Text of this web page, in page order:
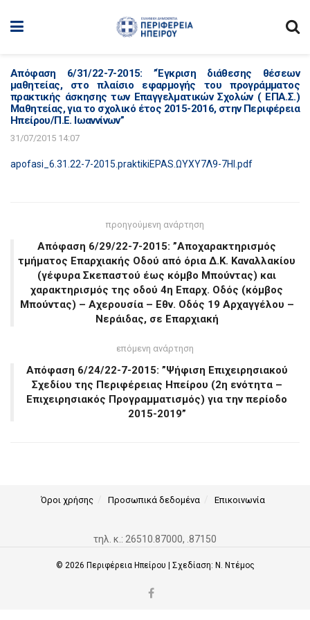
Απόφαση 6/31/22-7-2015: ”Έγκριση διάθεσης θέσεων
μαθητείας, στο πλαίσιο εφαρμογής του προγράμματος
πρακτικής άσκησης των Επαγγελματικών Σχολών ( ΕΠΑ.Σ.)
Μαθητείας, για το σχολικό έτος 2015-2016, στην Περιφέρεια
Ηπείρου/Π.Ε. Ιωαννίνων”
31/07/2015 14:07
apofasi_6.31.22-7-2015.praktikiEPAS.ΩΥΧΥ7Λ9-7ΗΙ.pdf
προηγούμενη ανάρτηση
Απόφαση 6/29/22-7-2015: ”Αποχαρακτηρισμός
τμήματος Επαρχιακής Οδού από όρια Δ.Κ. Καναλλακίου
(γέφυρα Σκεπαστού έως κόμβο Μπούντας) και
χαρακτηρισμός της οδού 4η Επαρχ. Οδός (κόμβος
Μπούντας) – Αχερουσία – Εθν. Οδός 19 Αρχαγγέλου –
Νεράιδας, σε Επαρχιακή
επόμενη ανάρτηση
Απόφαση 6/24/22-7-2015: ”Ψήφιση Επιχειρησιακού
Σχεδίου της Περιφέρειας Ηπείρου (2η ενότητα –
Επιχειρησιακός Προγραμματισμός) για την περίοδο
2015-2019”
Όροι χρήσης Προσωπικά δεδομένα Επικοινωνία
τηλ. κ.: 26510.87000, .87150
© 2026 Περιφέρεια Ηπείρου | Σχεδίαση: Ν. Ντέμος